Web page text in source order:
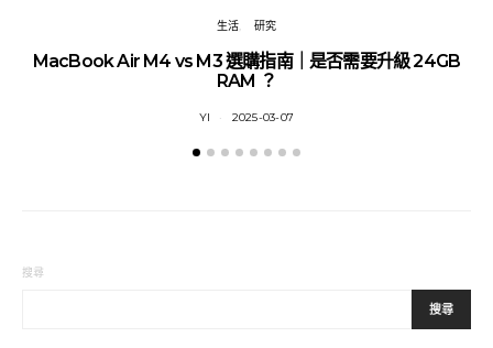
生活 研究
MacBook Air M4 vs M3 選購指南｜是否需要升級 24GB
RAM ？
YI 2025-03-07
搜尋
搜尋